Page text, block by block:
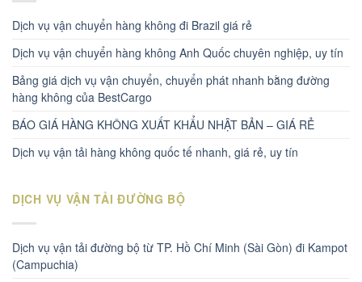
Dịch vụ vận chuyển hàng không đi Brazil giá rẻ
Dịch vụ vận chuyển hàng không Anh Quốc chuyên nghiệp, uy tín
Bảng giá dịch vụ vận chuyển, chuyển phát nhanh bằng đường
hàng không của BestCargo
BÁO GIÁ HÀNG KHÔNG XUẤT KHẨU NHẬT BẢN – GIÁ RẺ
Dịch vụ vận tải hàng không quốc tế nhanh, giá rẻ, uy tín
DỊCH VỤ VẬN TẢI ĐƯỜNG BỘ
Dịch vụ vận tải đường bộ từ TP. Hồ Chí Minh (Sài Gòn) đi Kampot
(Campuchia)